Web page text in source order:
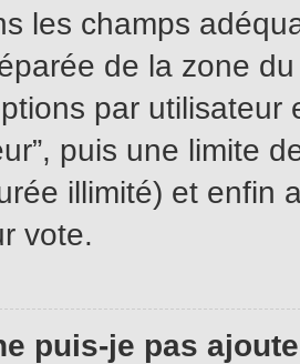
les champs
de la zone
par
puis une limite
illimité) et enfin
vote.
puis-je pas